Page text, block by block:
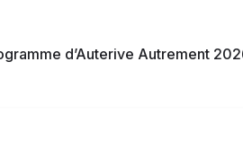
d’Auterive Autrement